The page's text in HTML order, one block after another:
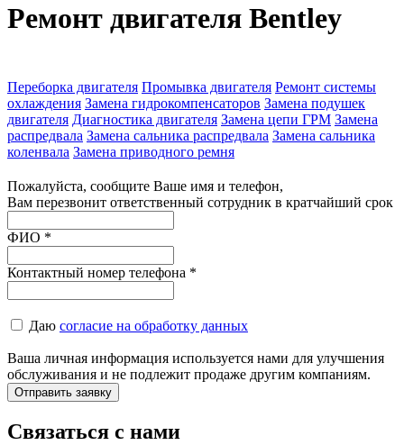
Ремонт двигателя Bentley
Переборка двигателя Промывка двигателя Ремонт системы
охлаждения Замена гидрокомпенсаторов Замена подушек
двигателя Диагностика двигателя Замена цепи ГРМ Замена
распредвала Замена сальника распредвала Замена сальника
коленвала Замена приводного ремня
Пожалуйста, сообщите Ваше имя и телефон,
Вам перезвонит ответственный сотрудник в кратчайший срок
ФИО *
Контактный номер телефона *
Даю согласие на обработку данных
Ваша личная информация используется нами для улучшения
обслуживания и не подлежит продаже другим компаниям.
Связаться с нами